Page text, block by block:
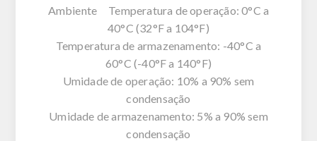
Ambiente Temperatura de operação: 0°C a
40°C (32°F a 104°F)
Temperatura de armazenamento: -40°C a
60°C (-40°F a 140°F)
Umidade de operação: 10% a 90% sem
condensação
Umidade de armazenamento: 5% a 90% sem
condensação